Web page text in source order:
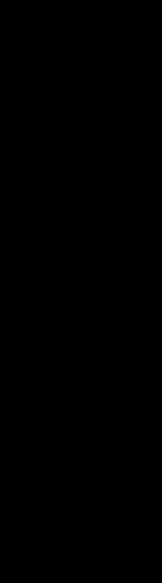
Sven
Hennig,
Lehmann,
Stefan
GbR,
Felix
Juliane